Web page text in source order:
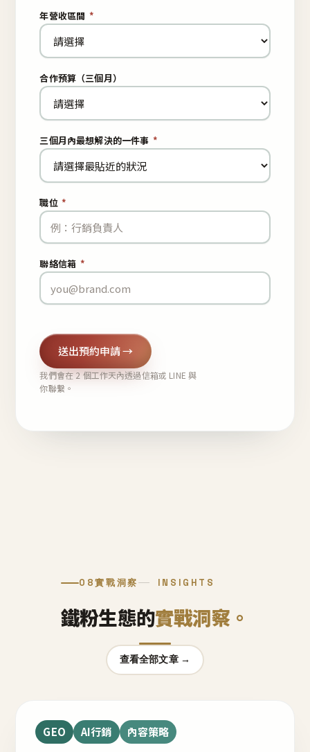
年營收區間 *
合作預算（三個月）
三個月內最想解決的一件事 *
職位 *
聯絡信箱 *
送出預約申請 →
我們會在 2 個工作天內透過信箱或 LINE 與
你聯繫。
08實戰洞察 INSIGHTS
鐵粉生態的實戰洞察。
查看全部文章 →
GEO AI行銷 內容策略